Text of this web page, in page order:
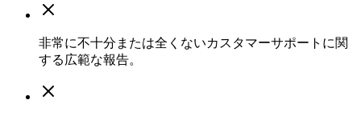
非常に不十分または全くないカスタマーサポートに関
する広範な報告。